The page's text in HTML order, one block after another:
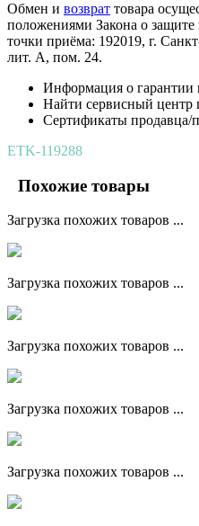
Обмен и возврат товара
положениями Закона о защите
точки приёма: 192019, г.
лит. А, пом. 24.
Информация о гарантии
Найти сервисный центр
Сертификаты продавца/
ETK-119288
Похожие товары
Загрузка похожих товаров ...
Загрузка похожих товаров ...
Загрузка похожих товаров ...
Загрузка похожих товаров ...
Загрузка похожих товаров ...